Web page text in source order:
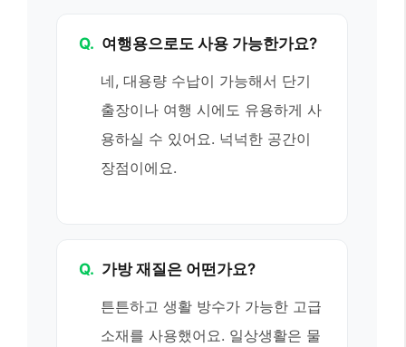
Q. 여행용으로도 사용 가능한가요?
네, 대용량 수납이 가능해서 단기
출장이나 여행 시에도 유용하게 사
용하실 수 있어요. 넉넉한 공간이
장점이에요.
Q. 가방 재질은 어떤가요?
튼튼하고 생활 방수가 가능한 고급
소재를 사용했어요. 일상생활은 물